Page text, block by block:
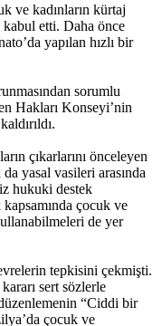
ve kadınların kürtaj
kabul etti. Daha önce
yapılan hızlı bir
sorumlu
Hakları Konseyi’nin
çıkarlarını önceleyen
yasal vasileri arasında
hukuki destek
çocuk ve
de yer
tepkisini çekmişti.
sert sözlerle
“Ciddi bir
çocuk ve